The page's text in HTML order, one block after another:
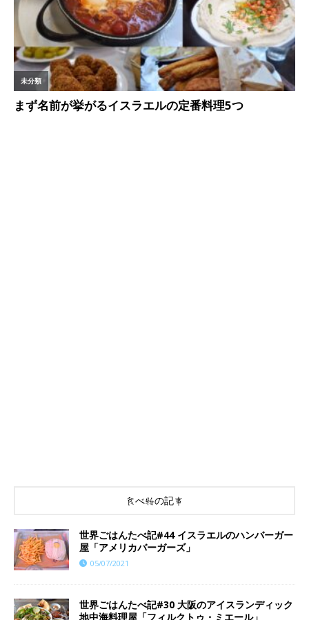
食べ物の記事
世界ごはんたべ記#44 イスラエルのハンバーガー
屋「アメリカバーガーズ」
05/07/2021
世界ごはんたべ記#30 大阪のアイスランディック
地中海料理屋「フィルクトゥ・ミエール」